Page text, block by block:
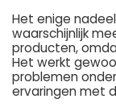
Het enige
waarschijnlijk
producten,
Het werkt
problemen
ervaringen met